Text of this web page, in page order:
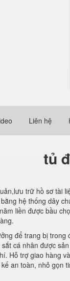
Liên hệ
tủ
trữ hồ sơ tài
hệ thống dây
liền được bầu
để trang bị
cá nhân được
Hỗ trợ giao hàng
an toàn, nhỏ gọn